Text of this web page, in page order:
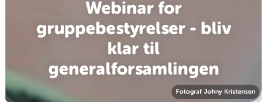
Webinar for
gruppebestyrelser - bliv
klar til
generalforsamlingen
Fotograf Johny Kristensen